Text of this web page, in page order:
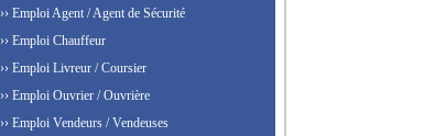
›› Emploi Agent / Agent de Sécurité
›› Emploi Chauffeur
›› Emploi Livreur / Coursier
›› Emploi Ouvrier / Ouvrière
›› Emploi Vendeurs / Vendeuses